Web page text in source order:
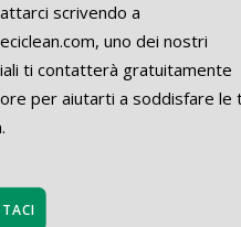
scrivendo a
uno dei nostri
ti contatterà gratuitamente
per aiutarti a soddisfare le